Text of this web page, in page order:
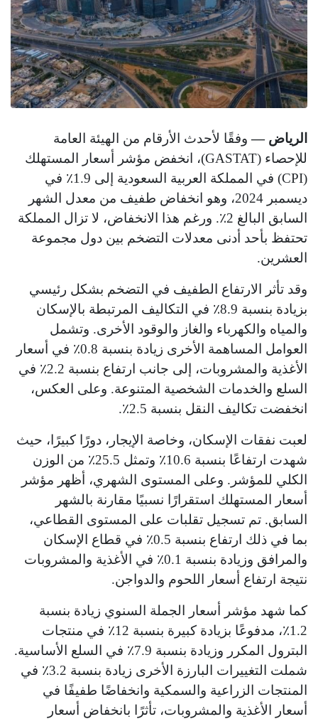
الرياض — وفقًا لأحدث الأرقام من الهيئة العامة
للإحصاء (GASTAT)، انخفض مؤشر أسعار المستهلك
(CPI) في المملكة العربية السعودية إلى 1.9٪ في
ديسمبر 2024، وهو انخفاض طفيف من معدل الشهر
السابق البالغ 2٪. ورغم هذا الانخفاض، لا تزال المملكة
تحتفظ بأحد أدنى معدلات التضخم بين دول مجموعة
العشرين.
وقد تأثر الارتفاع الطفيف في التضخم بشكل رئيسي
بزيادة بنسبة 8.9٪ في التكاليف المرتبطة بالإسكان
والمياه والكهرباء والغاز والوقود الأخرى. وتشمل
العوامل المساهمة الأخرى زيادة بنسبة 0.8٪ في أسعار
الأغذية والمشروبات، إلى جانب ارتفاع بنسبة 2.2٪ في
السلع والخدمات الشخصية المتنوعة. وعلى العكس،
انخفضت تكاليف النقل بنسبة 2.5٪.
لعبت نفقات الإسكان، وخاصة الإيجار، دورًا كبيرًا، حيث
شهدت ارتفاعًا بنسبة 10.6٪ وتمثل 25.5٪ من الوزن
الكلي للمؤشر. وعلى المستوى الشهري، أظهر مؤشر
أسعار المستهلك استقرارًا نسبيًا مقارنة بالشهر
السابق. تم تسجيل تقلبات على المستوى القطاعي،
بما في ذلك ارتفاع بنسبة 0.5٪ في قطاع الإسكان
والمرافق وزيادة بنسبة 0.1٪ في الأغذية والمشروبات
نتيجة ارتفاع أسعار اللحوم والدواجن.
كما شهد مؤشر أسعار الجملة السنوي زيادة بنسبة
1.2٪، مدفوعًا بزيادة كبيرة بنسبة 12٪ في منتجات
البترول المكرر وزيادة بنسبة 7.9٪ في السلع الأساسية.
شملت التغييرات البارزة الأخرى زيادة بنسبة 3.2٪ في
المنتجات الزراعية والسمكية وانخفاضًا طفيفًا في
أسعار الأغذية والمشروبات، تأثرًا بانخفاض أسعار